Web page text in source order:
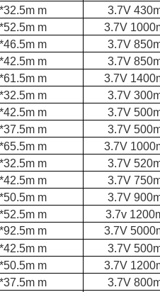
m
3.7V
m
3.7V
m
3.7V
m
3.7V
m
3.7V
m
3.7V
m
3.7V
m
3.7V
m
3.7V
m
3.7V
m
3.7V
m
3.7V
m
3.7v
m
3.7V
m
3.7V
m
3.7V
m
3.7V